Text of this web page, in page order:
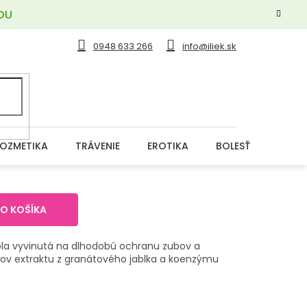
0948 633 266 info@iliek.sk
TRÁVENIE EROTIKA BOLESŤ
KOŠÍKA
vyvinutá na dlhodobú ochranu zubov a
extraktu z granátového jablka a koenzýmu